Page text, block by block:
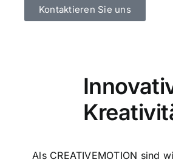
Kontaktieren Sie uns
Als CREATIVEMOTION sind